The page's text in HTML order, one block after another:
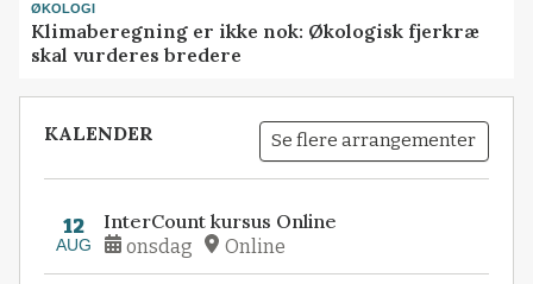
ØKOLOGI
Klimaberegning er ikke nok: Økologisk fjerkræ
skal vurderes bredere
KALENDER Se flere arrangementer
12
AUG
InterCount kursus Online
onsdag Online